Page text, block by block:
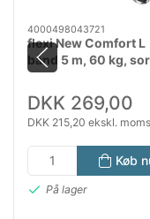
4000498043721
flexi New Comfort L
bånd 5 m, 60 kg,
DKK 269,00
DKK 215,20 ekskl. moms
Køb
På lager